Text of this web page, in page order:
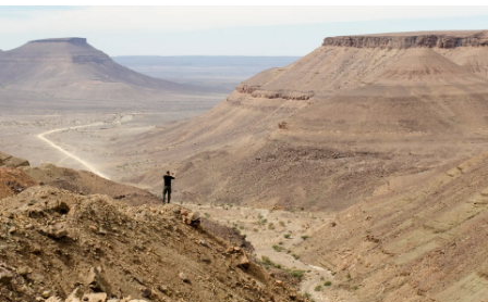
合同工管理
全球合同工入职与管理
PEO
外包复杂雇佣任务
基础设施
Remote Embedded
将人力资源无缝融入工作流程
Remote 无惧对比
了解我们的竞争优势
成长阶段
初创企业
为成长型企业量身打造的全球敏捷型人力资源与薪资解决方案
中型市场
通过定制化人力资源解决方案扩展团队
计算任何国家的员工总成本
合同工薪酬结算计算器
探索全球合同工的结算货币选项与结算速度
通过 REMOTE 学习
研究与指引
案例研究
中文（简体）
English
Nederlands
Français
Deutsch
Español
登录